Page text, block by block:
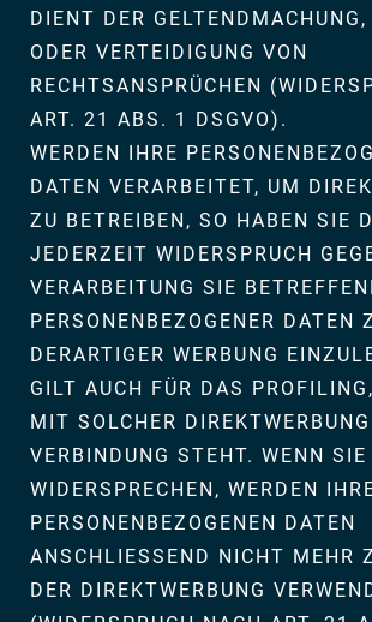
DIENT DER GELTENDMACHUNG,
ODER VERTEIDIGUNG VON
RECHTSANSPRÜCHEN
ART. 21 ABS. 1 DSGVO).
WERDEN IHRE
DATEN VERARBEITET, UM
ZU BETREIBEN, SO HABEN SIE
JEDERZEIT WIDERSPRUCH
VERARBEITUNG SIE
PERSONENBEZOGENER DATEN
DERARTIGER WERBUNG
GILT AUCH FÜR DAS
MIT SOLCHER
VERBINDUNG STEHT. WENN SIE
WIDERSPRECHEN, WERDEN
PERSONENBEZOGENEN DATEN
ANSCHLIESSEND NICHT MEHR
DER DIREKTWERBUNG